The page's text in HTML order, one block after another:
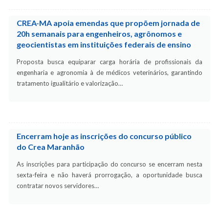
CREA-MA apoia emendas que propõem jornada de
20h semanais para engenheiros, agrônomos e
geocientistas em instituições federais de ensino
Proposta busca equiparar carga horária de profissionais da
engenharia e agronomia à de médicos veterinários, garantindo
tratamento igualitário e valorização…
Encerram hoje as inscrições do concurso público
do Crea Maranhão
As inscrições para participação do concurso se encerram nesta
sexta-feira e não haverá prorrogação, a oportunidade busca
contratar novos servidores…